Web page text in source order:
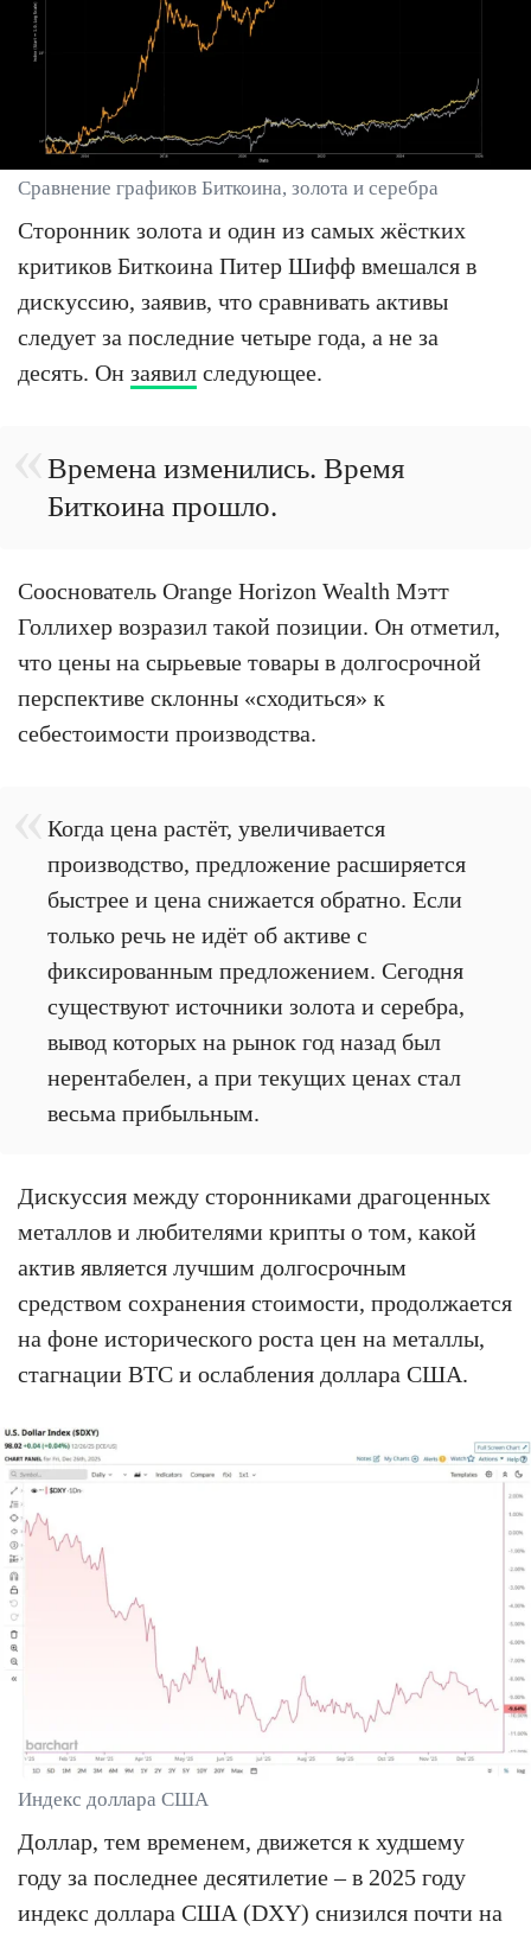
Сравнение графиков Биткоина, золота и серебра
Сторонник золота и один из самых жёстких
критиков Биткоина Питер Шифф вмешался в
дискуссию, заявив, что сравнивать активы
следует за последние четыре года, а не за
десять. Он заявил следующее.
Времена изменились. Время
Биткоина прошло.
Сооснователь Orange Horizon Wealth Мэтт
Голлихер возразил такой позиции. Он отметил,
что цены на сырьевые товары в долгосрочной
перспективе склонны «сходиться» к
себестоимости производства.
Когда цена растёт, увеличивается
производство, предложение расширяется
быстрее и цена снижается обратно. Если
только речь не идёт об активе с
фиксированным предложением. Сегодня
существуют источники золота и серебра,
вывод которых на рынок год назад был
нерентабелен, а при текущих ценах стал
весьма прибыльным.
Дискуссия между сторонниками драгоценных
металлов и любителями крипты о том, какой
актив является лучшим долгосрочным
средством сохранения стоимости, продолжается
на фоне исторического роста цен на металлы,
стагнации BTC и ослабления доллара США.
Индекс доллара США
Доллар, тем временем, движется к худшему
году за последнее десятилетие – в 2025 году
индекс доллара США (DXY) снизился почти на